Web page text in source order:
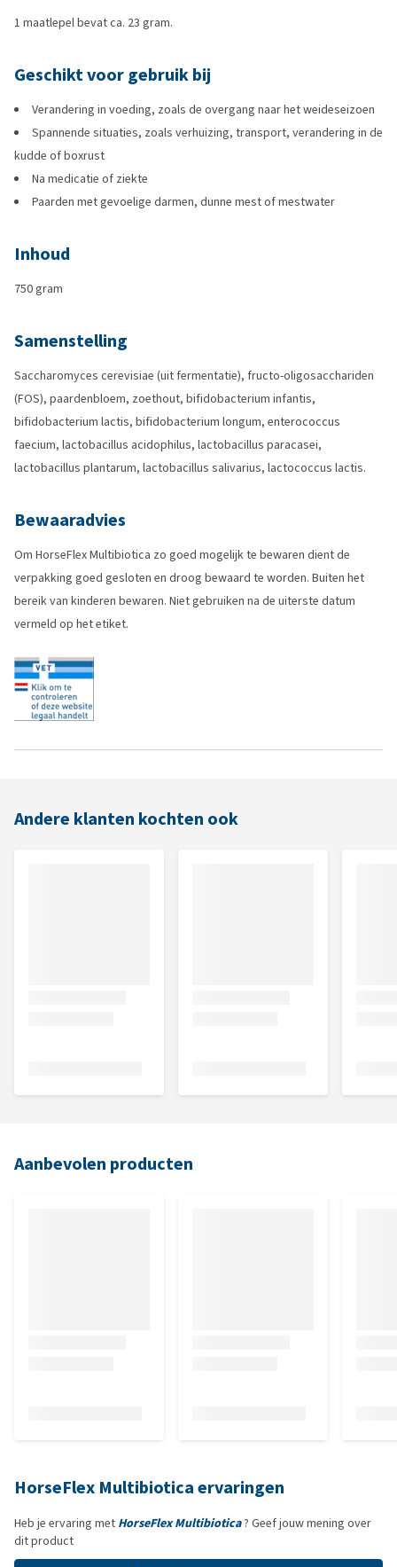
1 maatlepel bevat ca. 23 gram.
Geschikt voor gebruik bij
Verandering in voeding, zoals de overgang naar het weideseizoen
Spannende situaties, zoals verhuizing, transport, verandering in de
kudde of boxrust
Na medicatie of ziekte
Paarden met gevoelige darmen, dunne mest of mestwater
Inhoud
750 gram
Samenstelling
Saccharomyces cerevisiae (uit fermentatie), fructo-oligosacchariden
(FOS), paardenbloem, zoethout, bifidobacterium infantis,
bifidobacterium lactis, bifidobacterium longum, enterococcus
faecium, lactobacillus acidophilus, lactobacillus paracasei,
lactobacillus plantarum, lactobacillus salivarius, lactococcus lactis.
Bewaaradvies
Om HorseFlex Multibiotica zo goed mogelijk te bewaren dient de
verpakking goed gesloten en droog bewaard te worden. Buiten het
bereik van kinderen bewaren. Niet gebruiken na de uiterste datum
vermeld op het etiket.
Andere klanten kochten ook
Aanbevolen producten
HorseFlex Multibiotica ervaringen
Heb je ervaring met HorseFlex Multibiotica? Geef jouw mening over
dit product